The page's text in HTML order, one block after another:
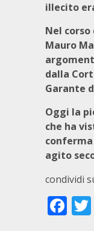
illecito
Nel
Mauro
dalla
Garante
Oggi la
che ha
agito
condividi